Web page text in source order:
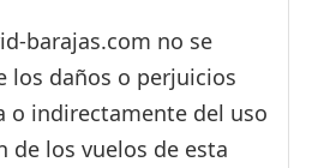
barajas.com no se
los daños o perjuicios
o indirectamente del uso
de los vuelos de esta